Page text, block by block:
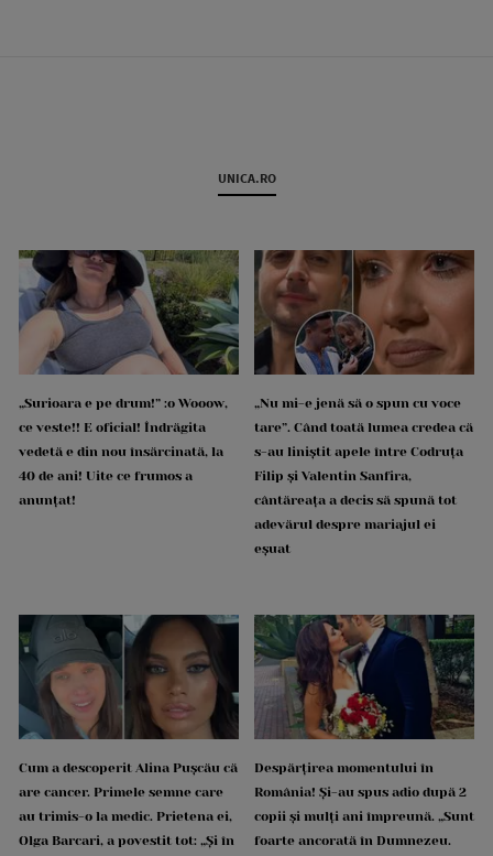
UNICA.RO
„Surioara e pe drum!” :o Wooow,
ce veste!! E oficial! Îndrăgita
vedetă e din nou însărcinată, la
40 de ani! Uite ce frumos a
anunțat!
„Nu mi-e jenă să o spun cu voce
tare”. Când toată lumea credea că
s-au liniștit apele între Codruța
Filip și Valentin Sanfira,
cântăreața a decis să spună tot
adevărul despre mariajul ei
eșuat
Cum a descoperit Alina Pușcău că
are cancer. Primele semne care
au trimis-o la medic. Prietena ei,
Olga Barcari, a povestit tot: „Și în
Despărțirea momentului în
România! Și-au spus adio după 2
copii și mulți ani împreună. „Sunt
foarte ancorată în Dumnezeu.